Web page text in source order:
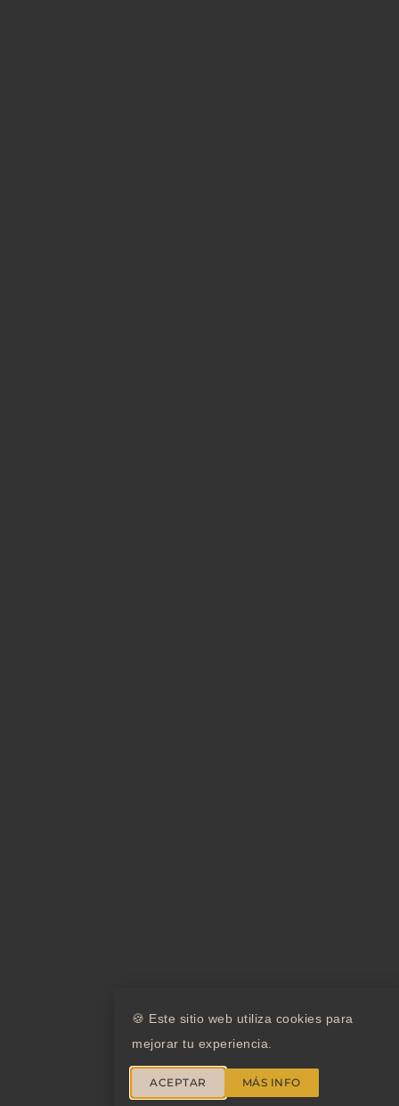
🍪 Este sitio web utiliza cookies para
mejorar tu experiencia.
ACEPTAR MÁS INFO